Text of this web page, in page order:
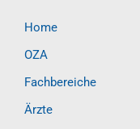
Home
OZA
Fachbereiche
Ärzte